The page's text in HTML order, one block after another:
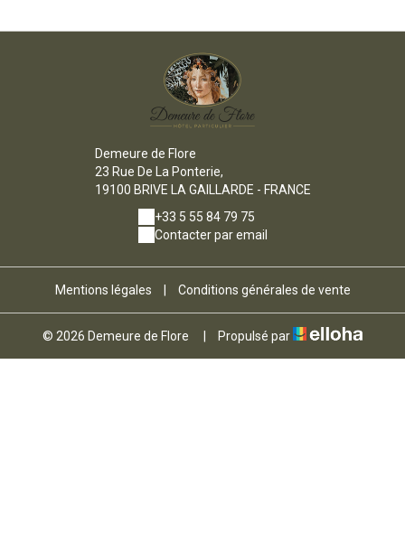
Demeure de Flore
23 Rue De La Ponterie,
19100 BRIVE LA GAILLARDE - FRANCE
+33 5 55 84 79 75
Contacter par email
Mentions légales Conditions générales de vente
© 2026 Demeure de Flore Propulsé par